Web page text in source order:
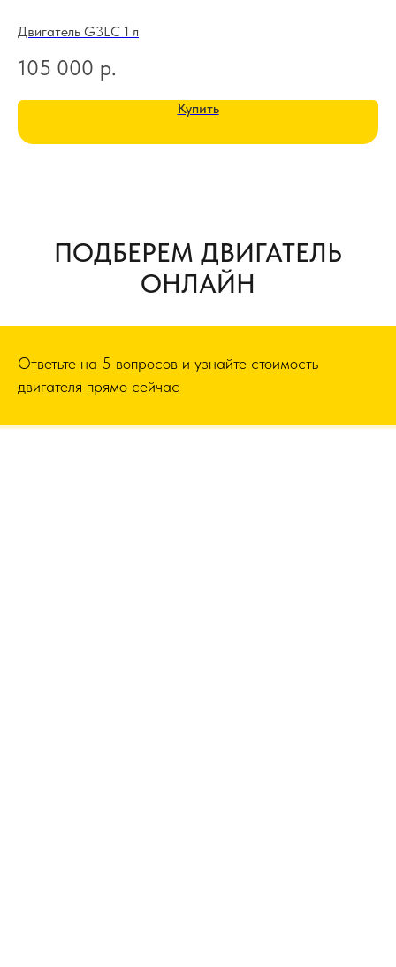
Двигатель G3LC 1 л
105 000 р.
Купить
ПОДБЕРЕМ ДВИГАТЕЛЬ
ОНЛАЙН
Ответьте на 5 вопросов и узнайте стоимость
двигателя прямо сейчас